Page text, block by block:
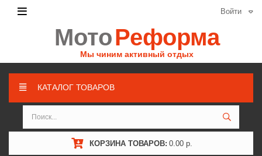
Войти
МотоРеформа
Мы чиним активный отдых
КАТАЛОГ ТОВАРОВ
КОРЗИНА ТОВАРОВ: 0.00 р.